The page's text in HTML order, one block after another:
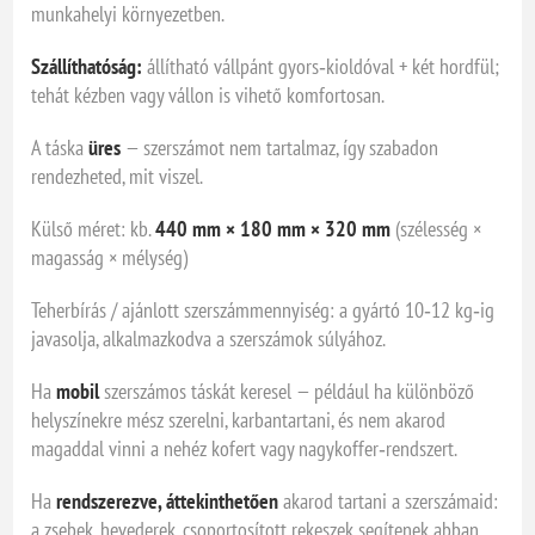
munkahelyi környezetben.
Szállíthatóság: állítható vállpánt gyors‑kioldóval + két hordfül;
tehát kézben vagy vállon is vihető komfortosan.
A táskaüres — szerszámot nem tartalmaz, így szabadon
rendezheted, mit viszel.
Külső méret: kb.440 mm × 180 mm × 320 mm (szélesség ×
magasság × mélység)
Teherbírás / ajánlott szerszámmennyiség: a gyártó 10‑12 kg‑ig
javasolja, alkalmazkodva a szerszámok súlyához.
Hamobilszerszámos táskát keresel — például ha különböző
helyszínekre mész szerelni, karbantartani, és nem akarod
magaddal vinni a nehéz kofert vagy nagykoffer‑rendszert.
Harendszerezve, áttekinthetőenakarod tartani a szerszámaid:
a zsebek, hevederek, csoportosított rekeszek segítenek abban,